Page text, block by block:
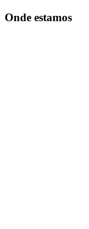
Onde estamos